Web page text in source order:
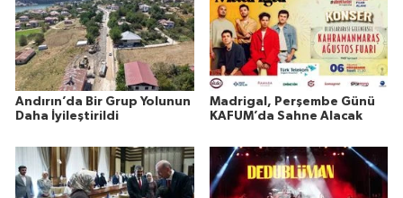
Andırın’da Bir Grup Yolunun
Daha İyileştirildi
Madrigal, Perşembe Günü
KAFUM’da Sahne Alacak